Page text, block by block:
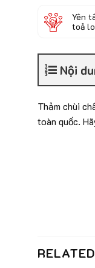
Yên
toả
Nội
Thảm chùi
toàn quốc.